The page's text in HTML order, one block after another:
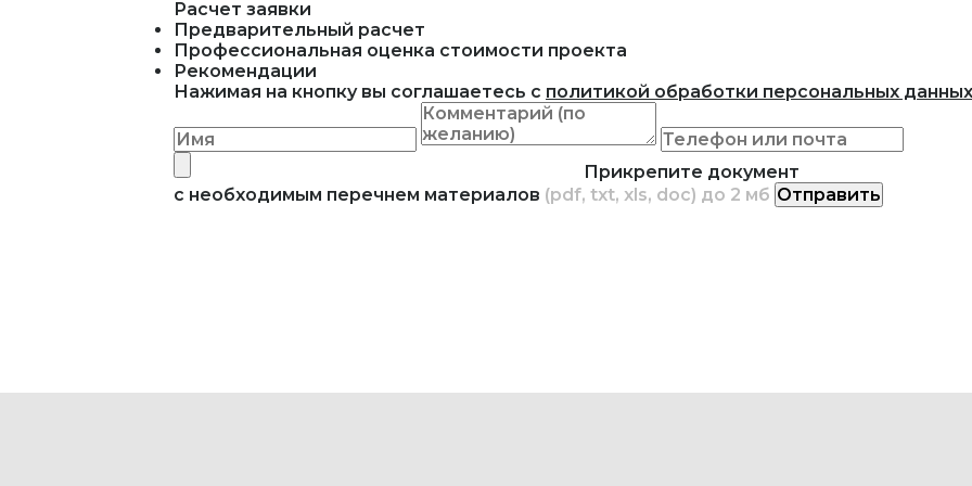
Расчет заявки
Предварительный расчет
Профессиональная оценка стоимости проекта
Рекомендации
Нажимая на кнопку вы соглашаетесь с политикой обработки персональных данных
Прикрепите документ
с необходимым перечнем материалов (pdf, txt, xls, doc) до 2 мб Отправить